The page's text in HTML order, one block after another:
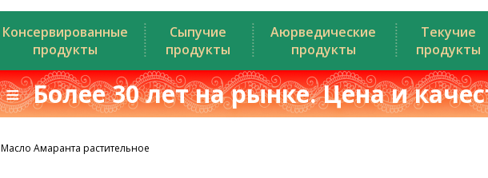
Консервированные
продукты
Сыпучие
продукты
Аюрведические
продукты
Текучие
продукты
≡ Более 30 лет на рынке. Цена и
Масло Амаранта растительное